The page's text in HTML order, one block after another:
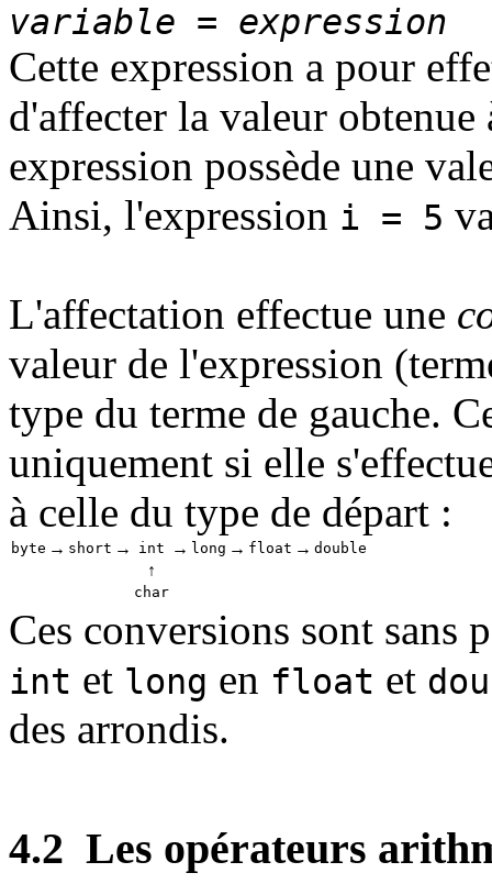
variable = expression
Cette expression a pour
d'affecter la valeur
expression possède une
Ainsi, l'expression i = 5
L'affectation effectue une
valeur de l'expression
type du terme de gauche.
uniquement si elle
à celle du type de départ :
byte → short → int → long → float → double
↑
char
Ces conversions sont sans
int et long en float et
des arrondis.
4.2 Les opérateurs